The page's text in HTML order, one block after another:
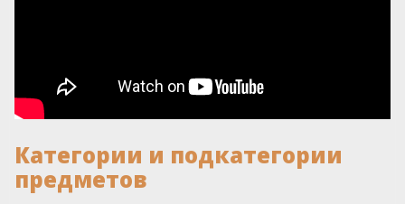
Категории и подкатегории
предметов